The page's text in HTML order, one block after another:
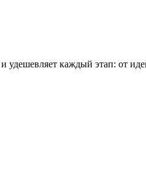
каждый этап: от